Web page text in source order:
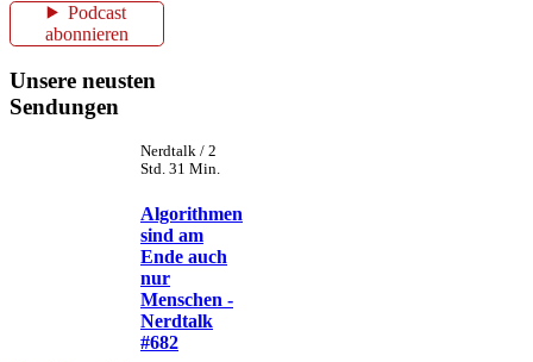
Podcast
abonnieren
Unsere neusten
Sendungen
Nerdtalk / 2
Std. 31 Min.
Algorithmen
sind am
Ende auch
nur
Menschen -
Nerdtalk
#682